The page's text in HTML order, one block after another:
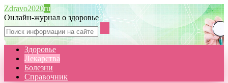
Zdravo2020ru
Онлайн-журнал о здоровье
Здоровье
Лекарства
Болезни
Справочник